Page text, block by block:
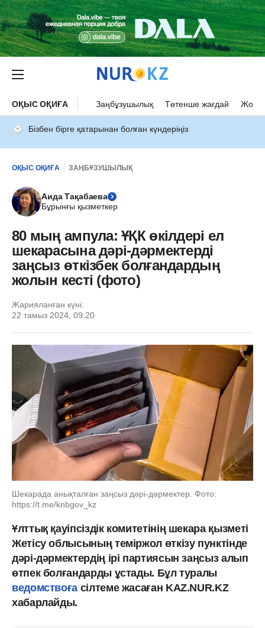
ОҚЫС ОҚИҒА Заңбұзушылық Төтенше жағдай Жол
Бізбен бірге қатарынан болған күндеріңіз
ОҚЫС ОҚИҒА ЗАҢБҰЗУШЫЛЫҚ
Аида Тақабаева
Бұрынғы қызметкер
80 мың ампула: ҰҚК өкілдері ел
шекарасына дәрі-дәрмектерді
заңсыз өткізбек болғандардың
жолын кесті (фото)
Жарияланған күні:
22 тамыз 2024, 09:20
Шекарада анықталған заңсыз дәрі-дәрмектер. Фото:
https://t.me/knbgov_kz
Ұлттық қауіпсіздік комитетінің шекара қызметі
Жетісу облысының теміржол өткізу пунктінде
дәрі-дәрмектердің ірі партиясын заңсыз алып
өтпек болғандарды ұстады. Бұл туралы
ведомствоға сілтеме жасаған KAZ.NUR.KZ
хабарлайды.